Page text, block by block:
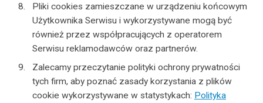
Pliki cookies zamieszczane w urządzeniu końcowym
Użytkownika Serwisu i wykorzystywane mogą być
również przez współpracujących z operatorem
Serwisu reklamodawców oraz partnerów.
Zalecamy przeczytanie polityki ochrony prywatności
tych firm, aby poznać zasady korzystania z plików
cookie wykorzystywane w statystykach: Polityka